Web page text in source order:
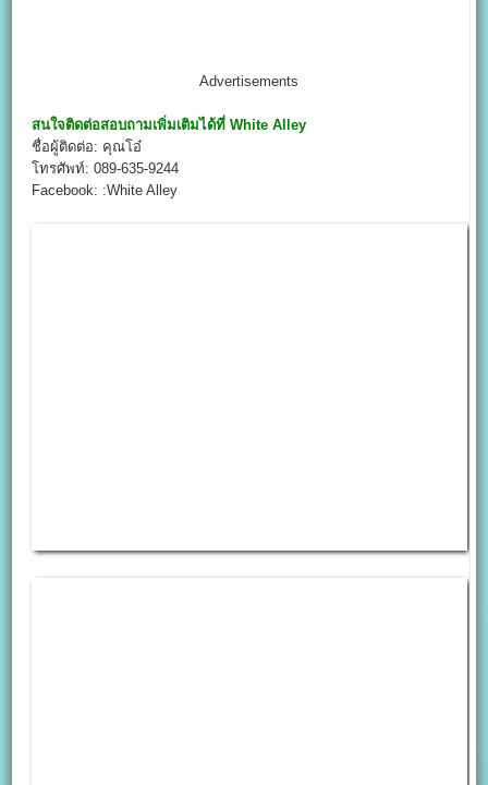
Advertisements
สนใจติดต่อสอบถามเพิ่มเติมได้ที่ White Alley
ชื่อผู้ติดต่อ: คุณโอ๋
โทรศัพท์: 089-635-9244
Facebook: :White Alley